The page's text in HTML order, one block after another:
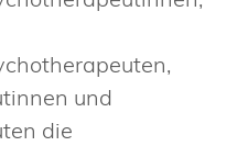
und
die